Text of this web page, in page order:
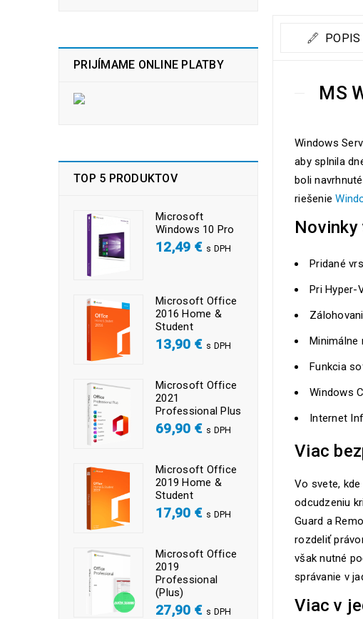
PRIJÍMAME ONLINE PLATBY
TOP 5 PRODUKTOV
Microsoft
Windows 10 Pro
12,49 € s DPH
Microsoft Office
2016 Home &
Student
13,90 € s DPH
Microsoft Office
2021
Professional Plus
69,90 € s DPH
Microsoft Office
2019 Home &
Student
17,90 € s DPH
Microsoft Office
2019
Professional
(Plus)
27,90 € s DPH
POPIS
MS
Windows
aby splnila
boli
riešenie
Pridané
Pri Hyper-
Minimálne
Funkcia
Windows
Internet
Viac
Vo svete,
odcudzeniu
Guard a
rozdeliť
však nutné
správanie v
Viac v